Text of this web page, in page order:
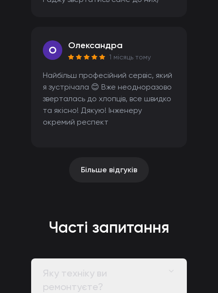
O Олександра
1 місяць тому
Найбільш професійний сервіс, який
я зустрічала 😊 Вже неодноразово
зверталась до хлопців, все швидко
та якісно! Дякую! Інженеру
окремий респект
Більше відгуків
Часті запитання
Яку техніку ви
ремонтуєте?